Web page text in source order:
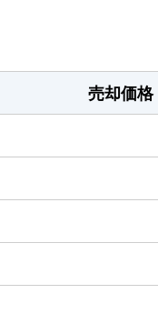
2000m²
1100m²
890m²
220m²
170m²
650m²
売却価格